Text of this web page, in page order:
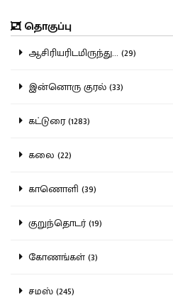
தொகுப்பு
ஆசிரியரிடமிருந்து... (29)
இன்னொரு குரல் (33)
கட்டுரை (1283)
கலை (22)
காணொளி (39)
குறுந்தொடர் (19)
கோணங்கள் (3)
சமஸ் (245)